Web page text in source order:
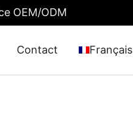
OEM/ODM
Contact Français